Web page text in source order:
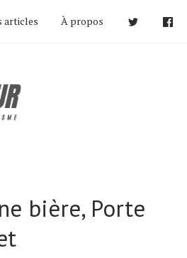
articles À propos
bière, Porte